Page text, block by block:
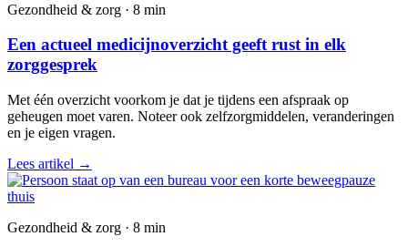
Gezondheid & zorg · 8 min
Een actueel medicijnoverzicht geeft rust in elk
zorggesprek
Met één overzicht voorkom je dat je tijdens een afspraak op
geheugen moet varen. Noteer ook zelfzorgmiddelen, veranderingen
en je eigen vragen.
Lees artikel →
Gezondheid & zorg · 8 min